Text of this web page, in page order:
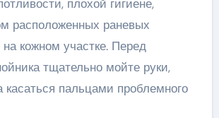
плохой гигиене,
расположенных раневых
на кожном участке. Перед
тщательно мойте руки,
касаться пальцами проблемного